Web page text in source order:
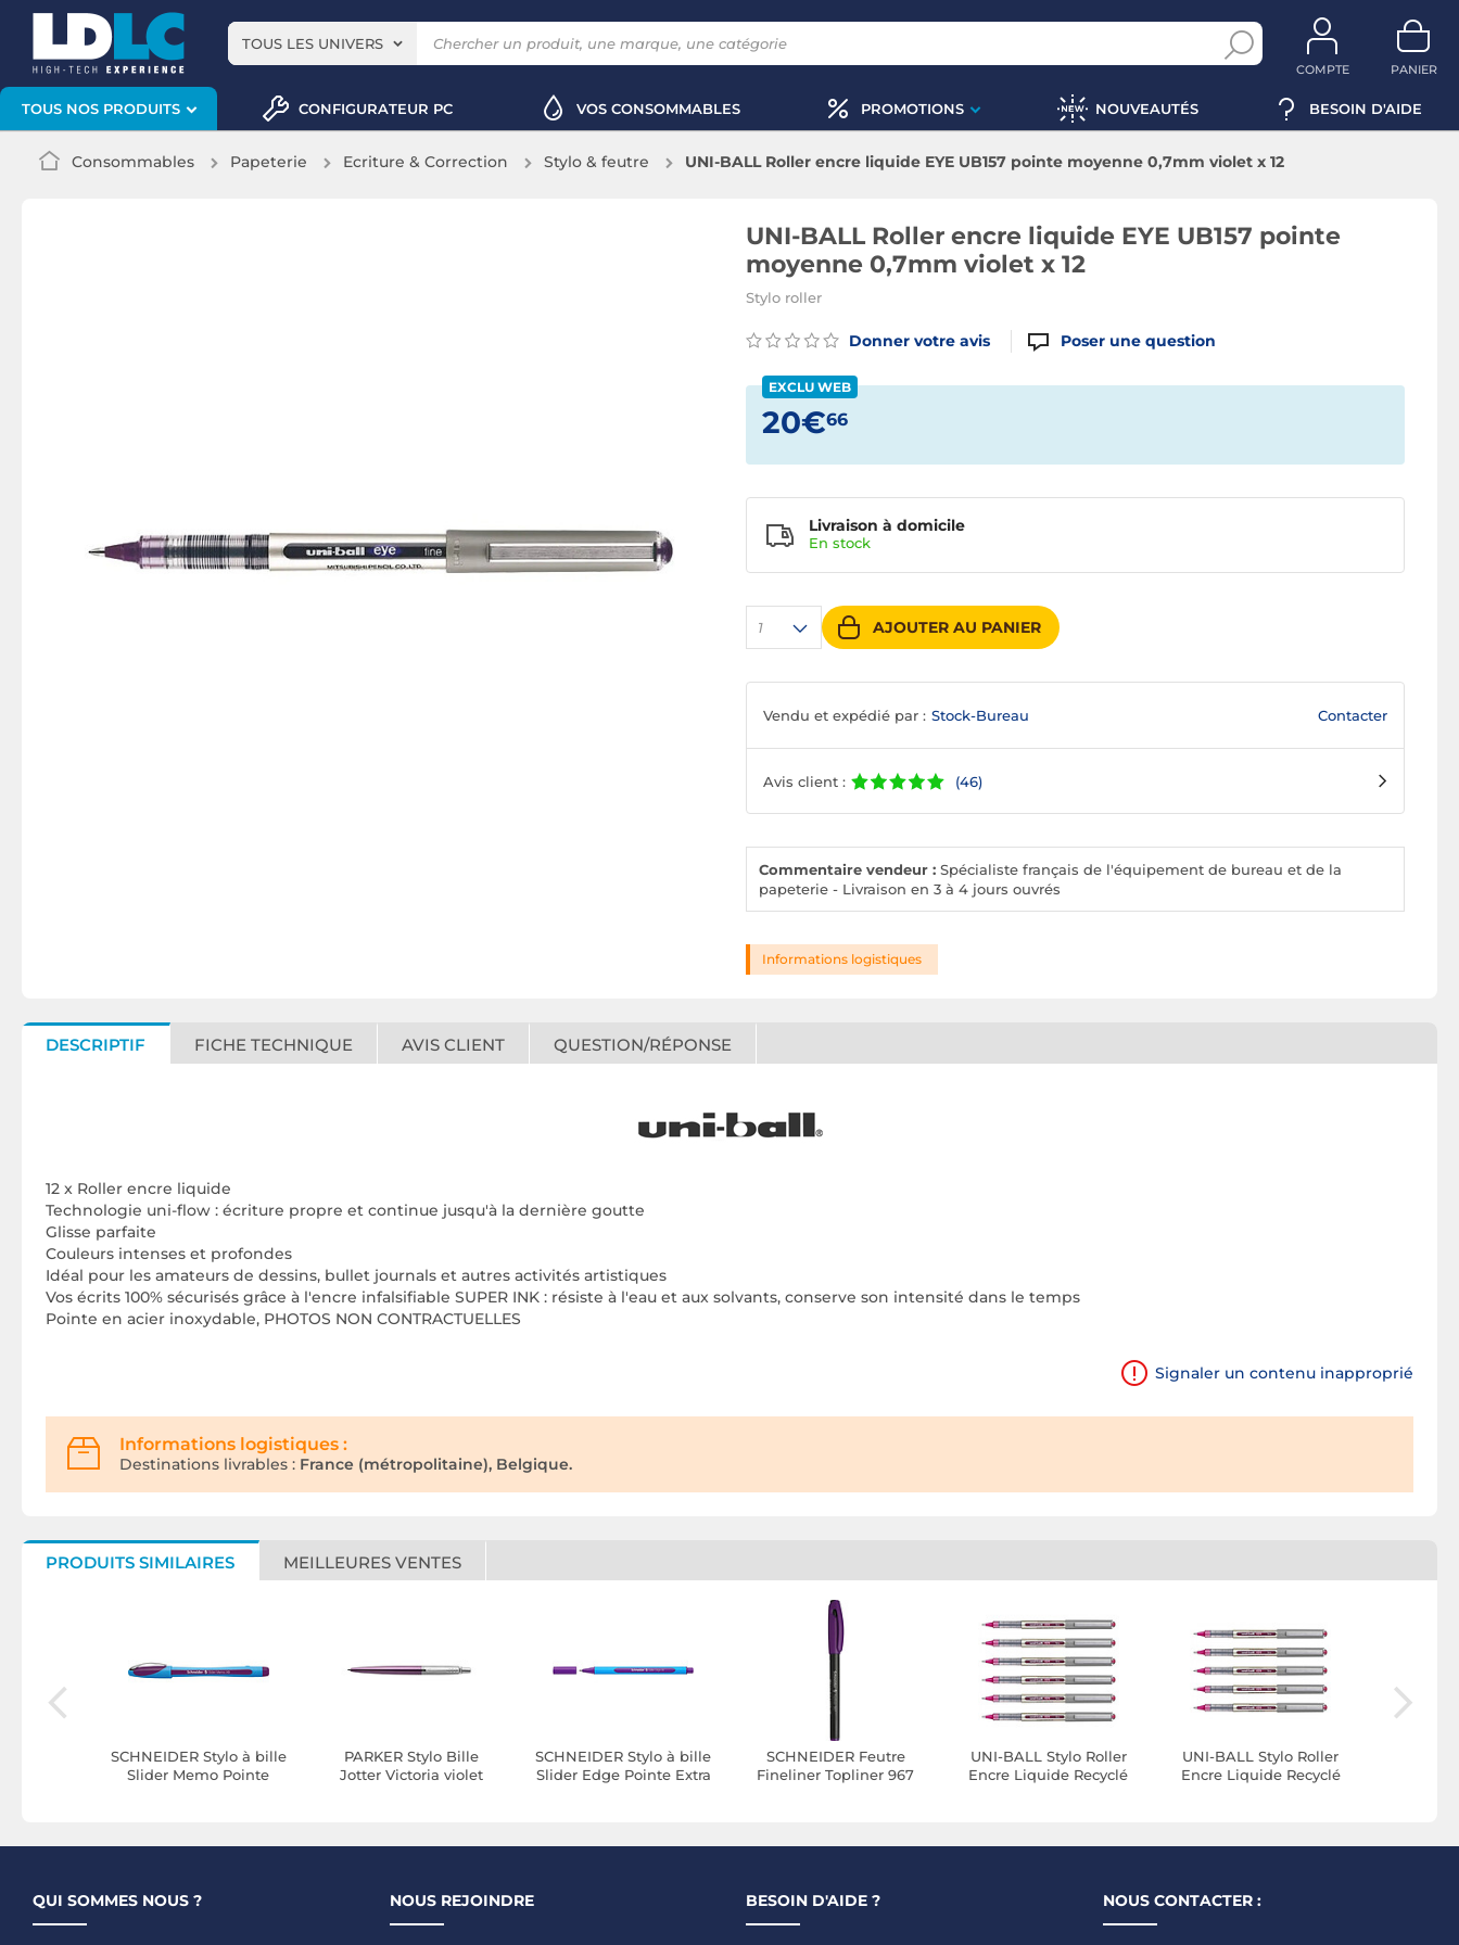
TOUS LES UNIVERS
COMPTE PANIER
TOUS NOS PRODUITS CONFIGURATEUR PC VOS CONSOMMABLES PROMOTIONS NOUVEAUTÉS BESOIN D'AIDE
Consommables Papeterie Ecriture & Correction Stylo & feutre UNI-BALL Roller encre liquide EYE UB157 pointe moyenne 0,7mm violet x 12
UNI-BALL Roller encre liquide EYE UB157 pointe
moyenne 0,7mm violet x 12
Stylo roller
Donner votre avis Poser une question
EXCLU WEB
20€66
1 AJOUTER AU PANIER
Livraison à domicile
En stock
Vendu et expédié par : Stock-Bureau Contacter
Avis client : (46)
Commentaire vendeur : Spécialiste français de l'équipement de bureau et de la
papeterie - Livraison en 3 à 4 jours ouvrés
Informations logistiques
DESCRIPTIF FICHE TECHNIQUE AVIS CLIENT QUESTION/RÉPONSE
12 x Roller encre liquide
Technologie uni-flow : écriture propre et continue jusqu'à la dernière goutte
Glisse parfaite
Couleurs intenses et profondes
Idéal pour les amateurs de dessins, bullet journals et autres activités artistiques
Vos écrits 100% sécurisés grâce à l'encre infalsifiable SUPER INK : résiste à l'eau et aux solvants, conserve son intensité dans le temps
Pointe en acier inoxydable, PHOTOS NON CONTRACTUELLES
Signaler un contenu inapproprié
Informations logistiques :
Destinations livrables : France (métropolitaine), Belgique.
PRODUITS SIMILAIRES MEILLEURES VENTES
SCHNEIDER Stylo à bille
Slider Memo Pointe
PARKER Stylo Bille
Jotter Victoria violet
SCHNEIDER Stylo à bille
Slider Edge Pointe Extra
SCHNEIDER Feutre
Fineliner Topliner 967
UNI-BALL Stylo Roller
Encre Liquide Recyclé
UNI-BALL Stylo Roller
Encre Liquide Recyclé
QUI SOMMES NOUS ? NOUS REJOINDRE BESOIN D'AIDE ? NOUS CONTACTER :